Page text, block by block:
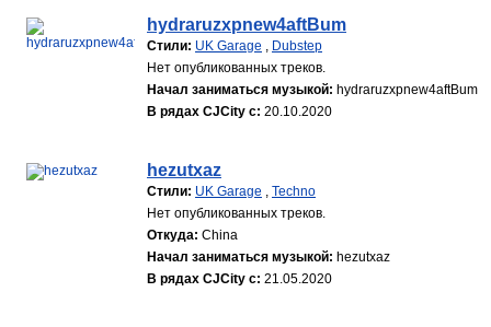
hydraruzxpnew4aftBum
Стили: UK Garage , Dubstep
Нет опубликованных треков.
Начал заниматься музыкой: hydraruzxpnew4aftBum
В рядах CJCity с: 20.10.2020
hezutxaz
Стили: UK Garage , Techno
Нет опубликованных треков.
Откуда: China
Начал заниматься музыкой: hezutxaz
В рядах CJCity с: 21.05.2020